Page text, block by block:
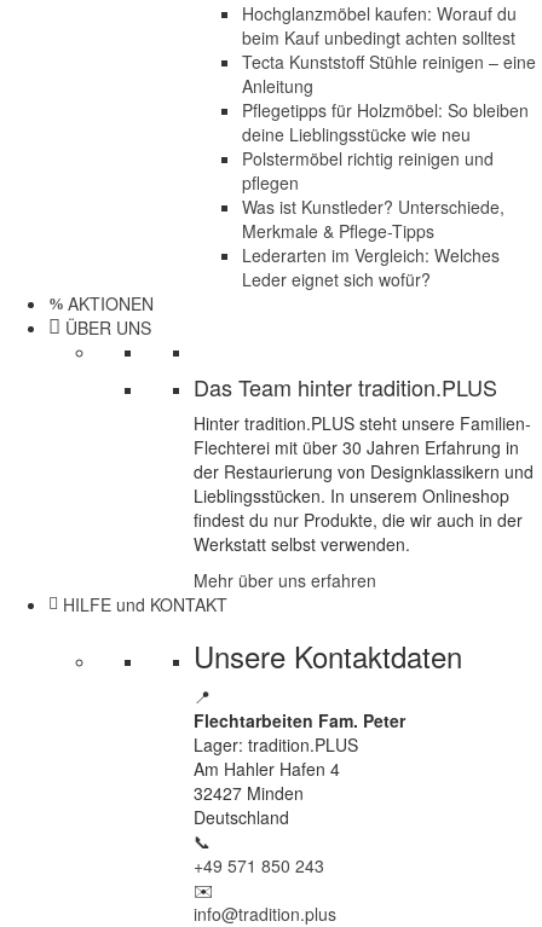
Hochglanzmöbel kaufen: Worauf du
beim Kauf unbedingt achten solltest
Tecta Kunststoff Stühle reinigen – eine
Anleitung
Pflegetipps für Holzmöbel: So bleiben
deine Lieblingsstücke wie neu​
Polstermöbel richtig reinigen und
pflegen
Was ist Kunstleder? Unterschiede,
Merkmale & Pflege-Tipps
Lederarten im Vergleich: Welches
Leder eignet sich wofür?
AKTIONEN
ÜBER UNS
Das Team hinter tradition.PLUS
Hinter tradition.PLUS steht unsere Familien-
Flechterei mit über 30 Jahren Erfahrung in
der Restaurierung von Designklassikern und
Lieblingsstücken. In unserem Onlineshop
findest du nur Produkte, die wir auch in der
Werkstatt selbst verwenden.
Mehr über uns erfahren
HILFE und KONTAKT
Unsere Kontaktdaten
📍
Flechtarbeiten Fam. Peter
Lager: tradition.PLUS
Am Hahler Hafen 4
32427 Minden
Deutschland
📞
+49 571 850 243
✉️
info@tradition.plus